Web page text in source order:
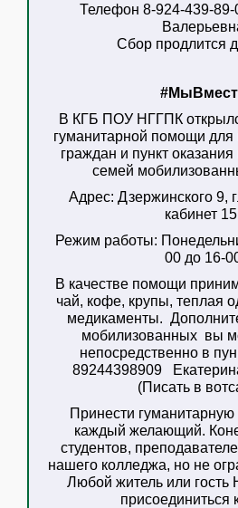
Телефон 8-924-439-89-
Сбор продлится
В КГБ ПОУ НГГПК
гуманитарной помощи
граждан и пункт
семей
Адрес: Дзержинского 9,
кабинет 15
Режим работы:
00 до 16-
В качестве помощи
чай, кофе, крупы, теплая
медикаменты.
мобилизованных вы
непосредственно в
89244398909
(Писать в
Принести
каждый желающий.
студентов,
нашего колледжа, но не
Любой житель или гость
присоединиться